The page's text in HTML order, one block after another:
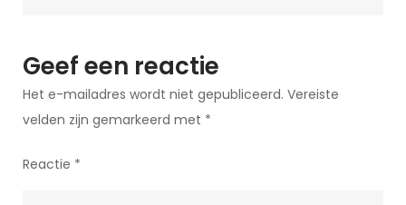
Geef een reactie
Het e-mailadres wordt niet gepubliceerd. Vereiste
velden zijn gemarkeerd met *
Reactie *